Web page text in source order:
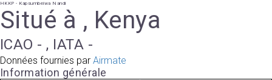
HKKP - Kapsumbeiwa Nandi
Situé à , Kenya
ICAO - , IATA -
Données fournies par Airmate
Information générale